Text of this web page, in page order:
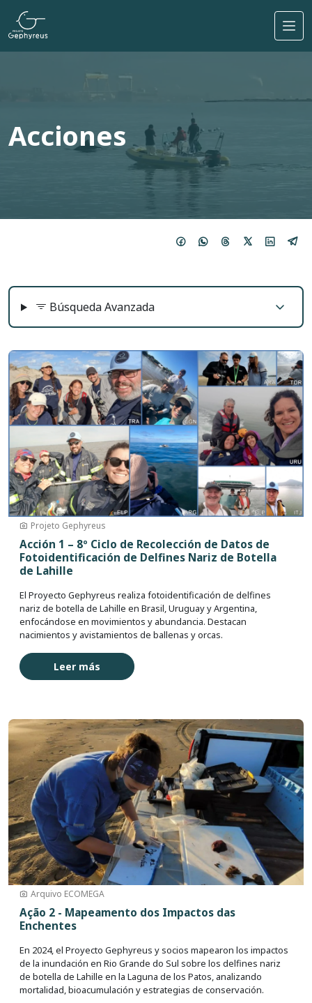
Pasar al contenido principal
Acciones
Búsqueda Avanzada
Imagen
Projeto Gephyreus
Acción 1 – 8º Ciclo de Recolección de Datos de
Fotoidentificación de Delfines Nariz de Botella
de Lahille
El Proyecto Gephyreus realiza fotoidentificación de delfines
nariz de botella de Lahille en Brasil, Uruguay y Argentina,
enfocándose en movimientos y abundancia. Destacan
nacimientos y avistamientos de ballenas y orcas.
Leer más
Imagen
Arquivo ECOMEGA
Ação 2 - Mapeamento dos Impactos das
Enchentes
En 2024, el Proyecto Gephyreus y socios mapearon los impactos
de la inundación en Rio Grande do Sul sobre los delfines nariz
de botella de Lahille en la Laguna de los Patos, analizando
mortalidad, bioacumulación y estrategias de conservación.